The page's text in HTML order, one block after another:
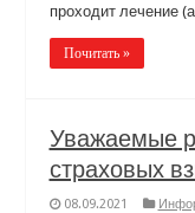
проходит лечение
Почитать »
Уважаемые
страховых
08.09.2021